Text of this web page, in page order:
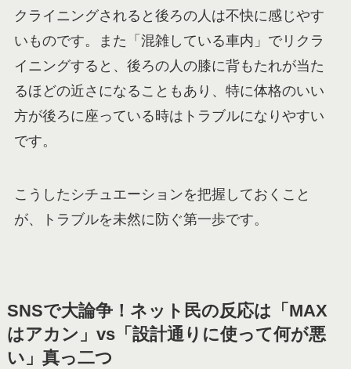
クライニングされると後ろの人は不快に感じやす
いものです。また「混雑している車内」でリクラ
イニングすると、後ろの人の膝に背もたれが当た
るほどの近さになることもあり、特に体格のいい
方が後ろに座っている時はトラブルになりやすい
です。
こうしたシチュエーションを把握しておくこと
が、トラブルを未然に防ぐ第一歩です。
SNSで大論争！ネット民の反応は「MAX
はアカン」vs「設計通りに使って何が悪
い」真っ二つ